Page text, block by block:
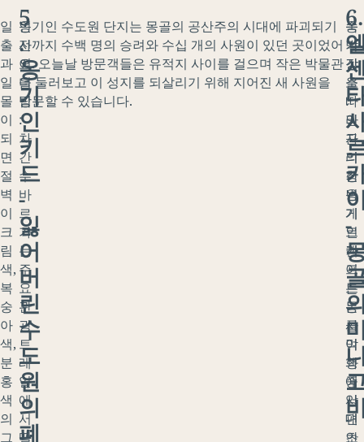
일
출
과
일
몰
이
되
면
절
벽
이
크
림
색,
복
숭
아
색,
분
홍
색
의
그
인
사
이
더
팁
:
차
간
수
바
르
가
는
주
요
관
광
트
레
일
에
서
떨
5
.
옹
기
인
키
드
-
잃
어
버
린
수
도
원
의
폐
옹기인 수도원 단지는 몽골의 공산주의 시대에 파괴되기
전까지 수백 명의 승려와 수십 개의 사원이 있던 곳이었어
요. 오늘날 방문객들은 유적지 사이를 걸으며 작은 박물관
을 둘러보고 이 성지를 되살리기 위해 지어진 새 사원을
방문할 수 있습니다.
옹
기
강
을
따
라
자
리
한
옹
기
인
키
이
드
는
사
막
과
중
앙
대
초
숙
박
장
소
:
인
근
의
강
변
게
르
캠
프
는
몽
골
여
행
에
서
편
안
6.
-